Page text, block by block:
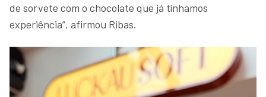
de sorvete com o chocolate que já tínhamos
experiência”, afirmou Ribas.